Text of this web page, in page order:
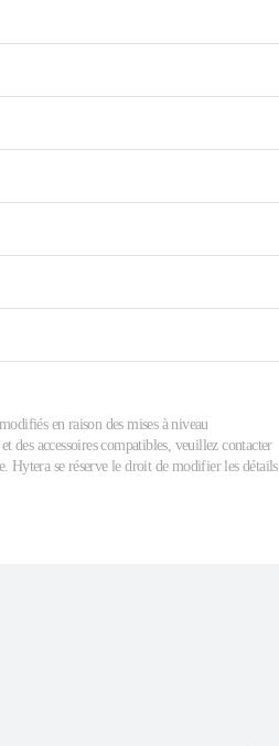
en raison des mises à niveau
des accessoires compatibles, veuillez contacter
Hytera se réserve le droit de modifier les détails